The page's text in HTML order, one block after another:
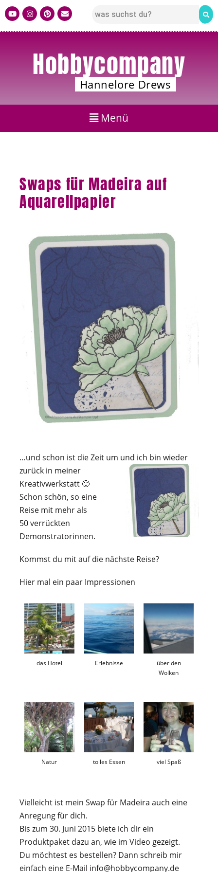
Hobbycompany
Hannelore Drews
Swaps für Madeira auf
Aquarellpapier
…und schon ist die Zeit um und ich bin wieder
zurück in meiner
Kreativwerkstatt 🙂
Schon schön, so eine
Reise mit mehr als
50 verrückten
Demonstratorinnen.
Kommst du mit auf die nächste Reise?
Hier mal ein paar Impressionen
das Hotel Erlebnisse
über den
Wolken
Natur tolles Essen viel Spaß
Vielleicht ist mein Swap für Madeira auch eine
Anregung für dich.
Bis zum 30. Juni 2015 biete ich dir ein
Produktpaket dazu an, wie im Video gezeigt.
Du möchtest es bestellen? Dann schreib mir
einfach eine E-Mail info@hobbycompany.de